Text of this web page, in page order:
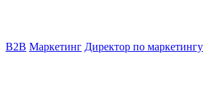
B2B Маркетинг Директор по маркетингу